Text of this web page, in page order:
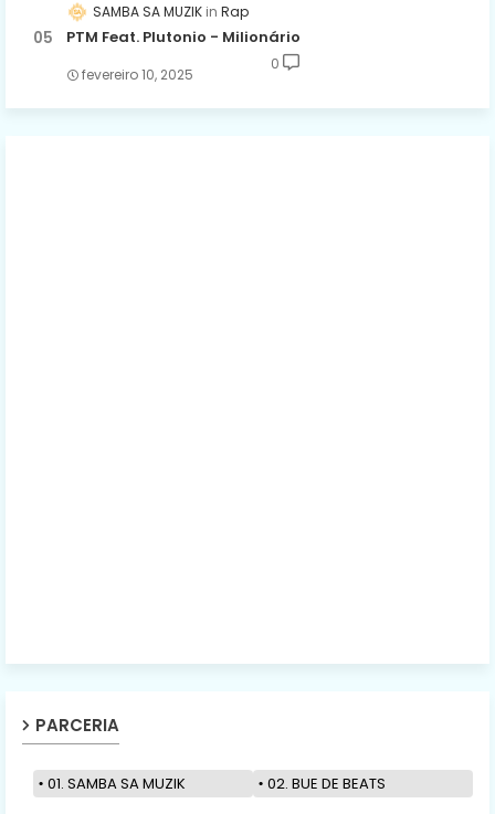
SAMBA SA MUZIK Rap
PTM Feat. Plutonio - Milionário
fevereiro 10, 2025
0
PARCERIA
01. SAMBA SA MUZIK 02. BUE DE BEATS